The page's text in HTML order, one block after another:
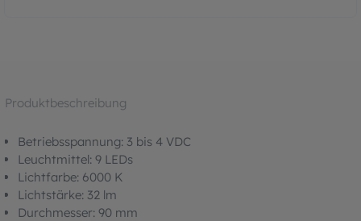
Produktbeschreibung
Betriebsspannung: 3 bis 4 VDC
Leuchtmittel: 9 LEDs
Lichtfarbe: 6000 K
Lichtstärke: 32 lm
Durchmesser: 90 mm